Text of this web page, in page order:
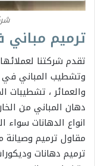
ترميم
تقدم شركتنا
وتشطيب المباني في
والعمائر ، تشطيبات
دهان المباني من
انواع الدهانات سواء
مقاول ترميم وصيانة
ترميم دهانات